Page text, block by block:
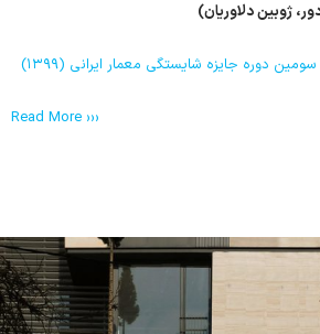
ژوبين دلاوريان)
دوره جایزه شایستگی معمار ایرانی (۱۳۹۹)
Read More ›››